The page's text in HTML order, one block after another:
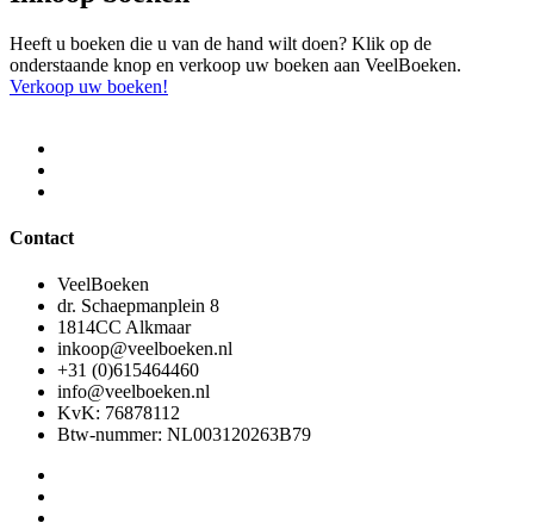
Heeft u boeken die u van de hand wilt doen? Klik op de
onderstaande knop en verkoop uw boeken aan VeelBoeken.
Verkoop uw boeken!
Contact
VeelBoeken
dr. Schaepmanplein 8
1814CC Alkmaar
inkoop@veelboeken.nl
+31 (0)615464460
info@veelboeken.nl
KvK: 76878112
Btw-nummer: NL003120263B79